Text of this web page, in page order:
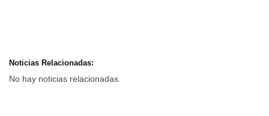
Noticias Relacionadas:
No hay noticias relacionadas.